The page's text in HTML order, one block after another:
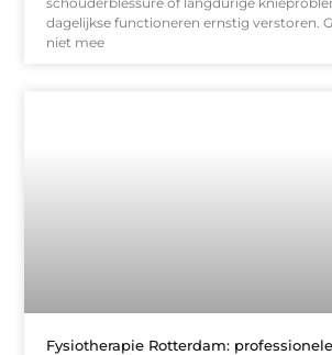
dagelijkse functioneren ernstig verstoren.
niet mee
Fysiotherapie Rotterdam: